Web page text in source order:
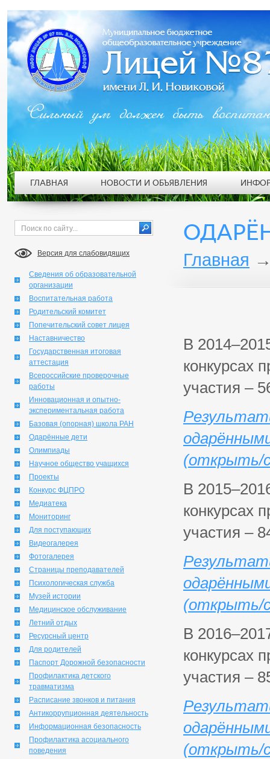
Версия для слабовидящих
Сведения об образовательной
организации
Воспитательная работа
Родительский комитет
Попечительский совет лицея
Наставничество
Государственная итоговая
аттестация
Всероссийские проверочные
работы
Инновационная и опытно-
экспериментальная работа
Базовая (опорная) школа РАН
Одарённые дети
Олимпиады
Научное общество учащихся
Проекты
Конкурс ФЦПРО
Медиатека
Мониторинг
Для поступающих
Видеогалерея
Фотогалерея
Страницы преподавателей
Психологическая служба
Музей истории
Медицинское обслуживание
Летний отдых
Ресурсный центр
Для родителей
Паспорт Дорожной безопасности
Профилактика детского
травматизма
Расписание звонков и питания
Антикоррупционная деятельность
Информационная безопасность
Профилактика асоциального
поведения
Главная
В
конкурсах
участия –
(открыть/
В
конкурсах
участия –
(открыть/
В
конкурсах
участия –
(открыть/
Сильный ум должен быть
ГЛАВНАЯ НОВОСТИ И ОБЪЯВЛЕНИЯ